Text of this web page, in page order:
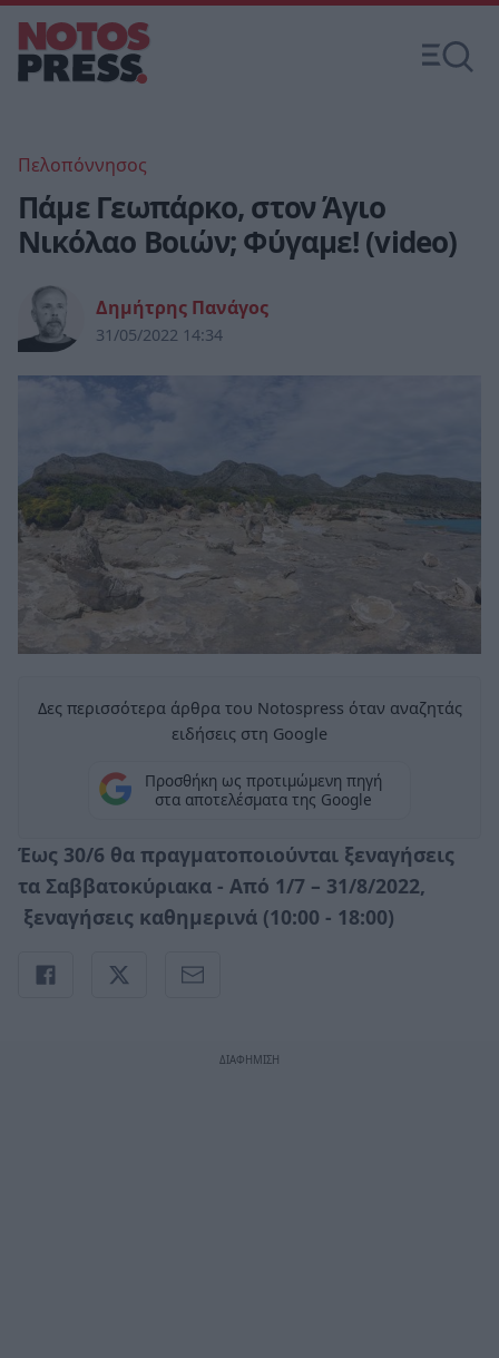
Πελοπόννησος
Πάμε Γεωπάρκο, στον Άγιο
Νικόλαο Βοιών; Φύγαμε! (video)
Δημήτρης Πανάγος
31/05/2022 14:34
Δες περισσότερα άρθρα του Notospress όταν αναζητάς
ειδήσεις στη Google
Προσθήκη ως προτιμώμενη πηγή
στα αποτελέσματα της Google
Έως 30/6 θα πραγματοποιούνται ξεναγήσεις
τα Σαββατοκύριακα - Από 1/7 – 31/8/2022,
ξεναγήσεις καθημερινά (10:00 - 18:00)